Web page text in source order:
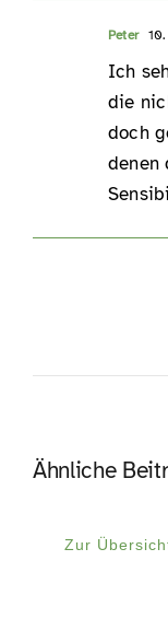
Peter
Ich
die
doch
denen
Ähnliche
Zur